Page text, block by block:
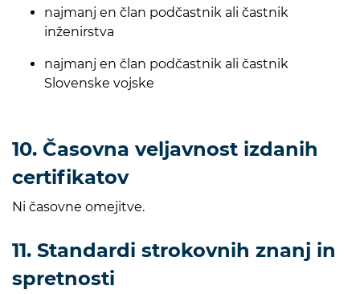
najmanj en član podčastnik ali častnik
inženirstva
najmanj en član podčastnik ali častnik
Slovenske vojske
10. Časovna veljavnost izdanih
certifikatov
Ni časovne omejitve.
11. Standardi strokovnih znanj in
spretnosti